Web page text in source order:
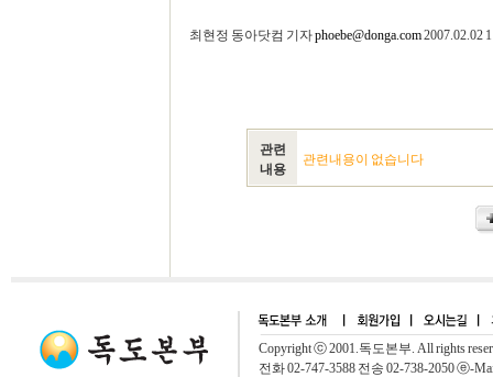
최현정 동아닷컴 기자phoebe@donga.com2007.02.02
관련
내용
관련내용이 없습니다
Copyright ⓒ 2001.독도본부. All rights
전화 02-747-3588 전송 02-738-2050 ⓔ-